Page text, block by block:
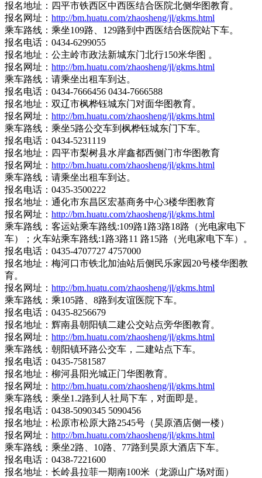
报名地址：四平市铁西区中西医结合医院北侧华图教育。
报名网址： http://bm.huatu.com/zhaosheng/jl/gkms.html
乘车路线：乘坐109路、129路到中西医结合医院站下车。
报名电话：0434-6299055
报名地址：公主岭市政法新城东门北行150米华图 。
报名网址： http://bm.huatu.com/zhaosheng/jl/gkms.html
乘车路线：请乘坐出租车到达。
报名电话：0434-7666456 0434-7666588
报名地址：双辽市枫桦钰城东门对面华图教育。
报名网址： http://bm.huatu.com/zhaosheng/jl/gkms.html
乘车路线：乘坐5路公交车到枫桦钰城东门下车。
报名电话：0434-5231119
报名地址：四平市梨树县水岸鑫都西侧门市华图教育
报名网址： http://bm.huatu.com/zhaosheng/jl/gkms.html
乘车路线：请乘坐出租车到达。
报名电话：0435-3500222
报名地址：通化市东昌区宏基商务中心3楼华图教育
报名网址： http://bm.huatu.com/zhaosheng/jl/gkms.html
乘车路线：客运站乘车路线:109路1路3路18路（光电家电下
车）；火车站乘车路线:1路3路11 路15路（光电家电下车）。
报名电话：0435-4707727 4757000
报名地址：梅河口市铁北加油站后侧民乐家园20号楼华图教
育。
报名网址： http://bm.huatu.com/zhaosheng/jl/gkms.html
乘车路线：乘105路、8路到友谊医院下车。
报名电话：0435-8256679
报名地址：辉南县朝阳镇二建公交站点旁华图教育。
报名网址： http://bm.huatu.com/zhaosheng/jl/gkms.html
乘车路线：朝阳镇环路公交车，二建站点下车。
报名电话：0435-7581587
报名地址：柳河县阳光城正门华图教育。
报名网址： http://bm.huatu.com/zhaosheng/jl/gkms.html
乘车路线：乘坐1.2路到人社局下车，对面即是。
报名电话：0438-5090345 5090456
报名地址：松原市松原大路2545号（昊原酒店侧一楼）
报名网址： http://bm.huatu.com/zhaosheng/jl/gkms.html
乘车路线：乘坐2路、10路、77路到昊原大酒店下车。
报名电话：0438-7221600
报名地址：长岭县拉菲一期南100米（龙源山广场对面）